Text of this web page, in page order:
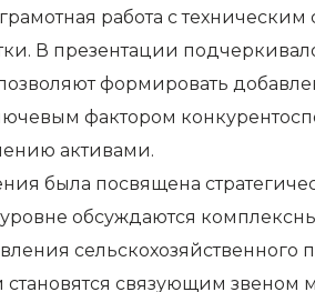
работа с
В презентации
формировать
фактором
активами.
была посвящена
уровне обсуждаются
связующим